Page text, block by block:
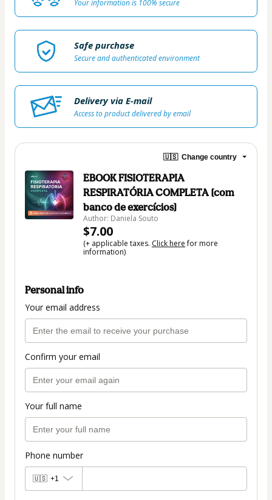
Your information is 100% secure
Safe purchase
Secure and authenticated environment
Delivery via E-mail
Access to product delivered by email
🇺🇸 Change country
EBOOK FISIOTERAPIA
RESPIRATÓRIA COMPLETA [com
banco de exercícios]
Author: Daniela Souto
$7.00
(+ applicable taxes. Click herefor more
information)
Personal info
Your email address
Confirm your email
Your full name
Phone number
🇺🇸 +1